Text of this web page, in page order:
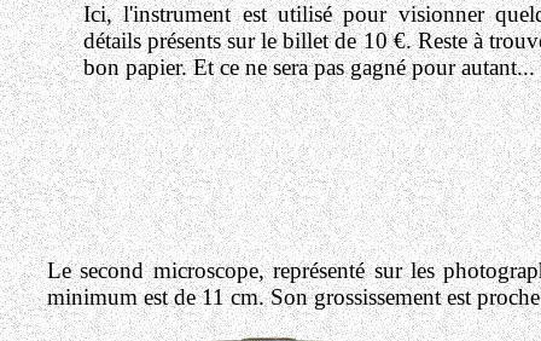
Ici, l'instrument est utilisé pour visionner
détails présents sur le billet de 10 €. Reste à
bon papier. Et ce ne sera pas gagné pour autant...
Le second microscope, représenté sur les
minimum est de 11 cm. Son grossissement est